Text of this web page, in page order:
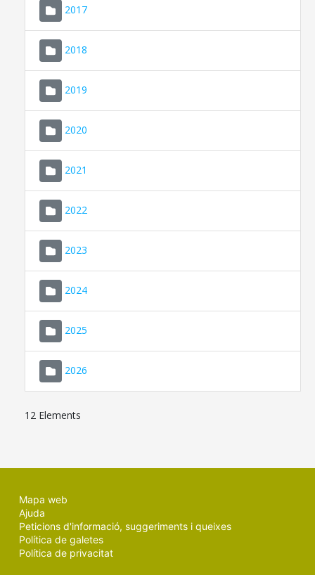
2017
2018
2019
2020
2021
2022
2023
2024
2025
2026
12 Elements
Mapa web
Ajuda
Peticions d'informació, suggeriments i queixes
Política de galetes
Política de privacitat